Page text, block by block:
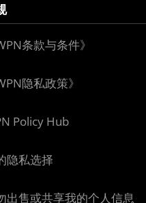
条款与条件》
隐私政策》
Policy Hub
隐私选择
出售或共享我的个人信息